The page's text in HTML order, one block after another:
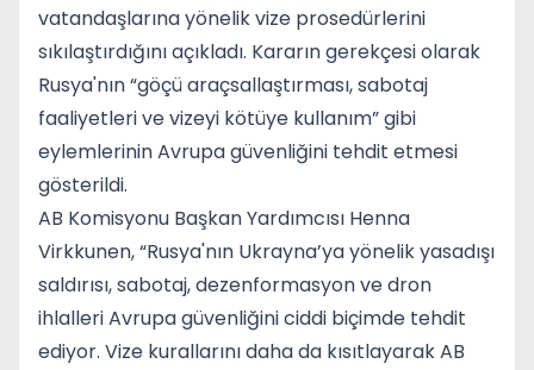
vatandaşlarına yönelik vize prosedürlerini
sıkılaştırdığını açıkladı. Kararın gerekçesi olarak
Rusya'nın “göçü araçsallaştırması, sabotaj
faaliyetleri ve vizeyi kötüye kullanım” gibi
eylemlerinin Avrupa güvenliğini tehdit etmesi
gösterildi.
AB Komisyonu Başkan Yardımcısı Henna
Virkkunen, “Rusya'nın Ukrayna’ya yönelik yasadışı
saldırısı, sabotaj, dezenformasyon ve dron
ihlalleri Avrupa güvenliğini ciddi biçimde tehdit
ediyor. Vize kurallarını daha da kısıtlayarak AB